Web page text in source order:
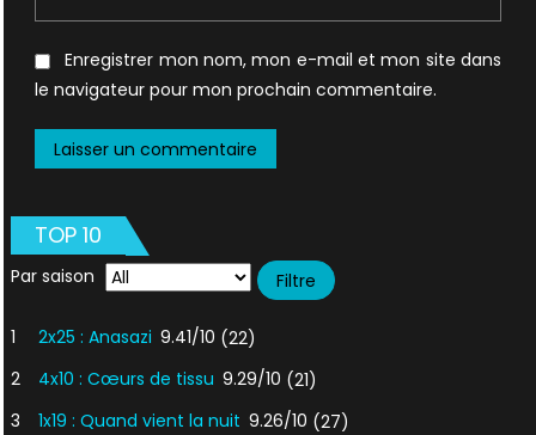
Enregistrer mon nom, mon e-mail et mon site dans
le navigateur pour mon prochain commentaire.
TOP 10
Par saison
1 2x25 : Anasazi 9.41/10 (22)
2
4x10 : Cœurs de tissu 9.29/10 (21)
3
1x19 : Quand vient la nuit 9.26/10 (27)